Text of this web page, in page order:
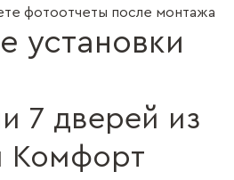
фотоотчеты после монтажа
установки
7 дверей из
Комфорт